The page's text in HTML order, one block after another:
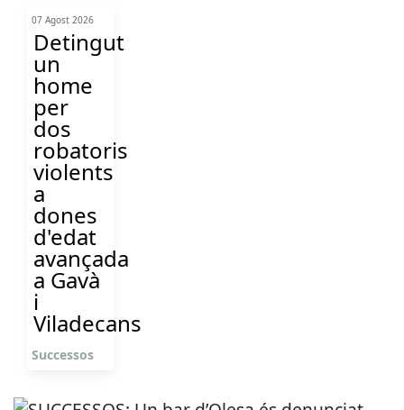
07 Agost 2026
Detingut
un
home
per
dos
robatoris
violents
a
dones
d'edat
avançada
a Gavà
i
Viladecans
Successos